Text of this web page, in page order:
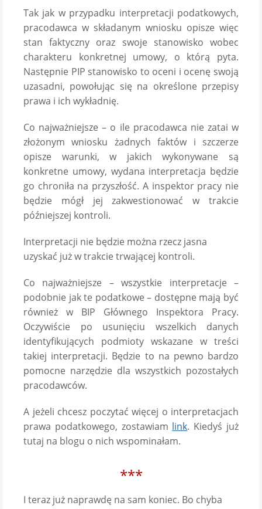
Tak jak w przypadku interpretacji podatkowych,
pracodawca w składanym wniosku opisze więc
stan faktyczny oraz swoje stanowisko wobec
charakteru konkretnej umowy, o którą pyta.
Następnie PIP stanowisko to oceni i ocenę swoją
uzasadni, powołując się na określone przepisy
prawa i ich wykładnię.
Co najważniejsze – o ile pracodawca nie zatai w
złożonym wniosku żadnych faktów i szczerze
opisze warunki, w jakich wykonywane są
konkretne umowy, wydana interpretacja będzie
go chroniła na przyszłość. A inspektor pracy nie
będzie mógł jej zakwestionować w trakcie
późniejszej kontroli.
Interpretacji nie będzie można rzecz jasna
uzyskać już w trakcie trwającej kontroli.
Co najważniejsze – wszystkie interpretacje –
podobnie jak te podatkowe – dostępne mają być
również w BIP Głównego Inspektora Pracy.
Oczywiście po usunięciu wszelkich danych
identyfikujących podmioty wskazane w treści
takiej interpretacji. Będzie to na pewno bardzo
pomocne narzędzie dla wszystkich pozostałych
pracodawców.
A jeżeli chcesz poczytać więcej o interpretacjach
prawa podatkowego, zostawiam link. Kiedyś już
tutaj na blogu o nich wspominałam.
***
I teraz już naprawdę na sam koniec. Bo chyba